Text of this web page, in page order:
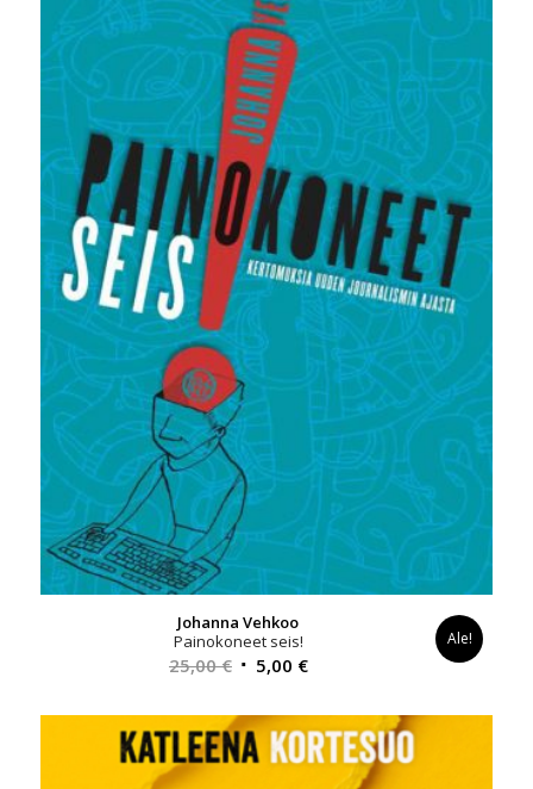
Johanna Vehkoo
Painokoneet seis!
25,00€ Alkuperäinen
oli:
25,00 €.
5,00 €Nykyinen
on:
5,00 €.
Ale!